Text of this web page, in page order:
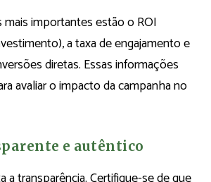
mais importantes estão o ROI
a taxa de engajamento e
diretas. Essas informações
avaliar o impacto da campanha no
e autêntico